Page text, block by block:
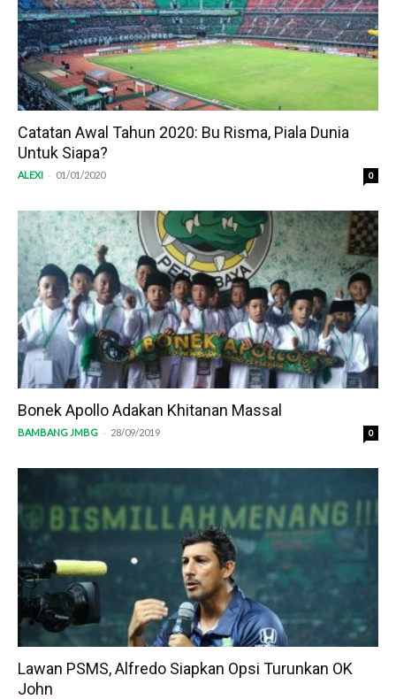
Catatan Awal Tahun 2020: Bu Risma, Piala Dunia
Untuk Siapa?
ALEXI - 01/01/2020 0
Bonek Apollo Adakan Khitanan Massal
BAMBANG JMBG - 28/09/2019 0
Lawan PSMS, Alfredo Siapkan Opsi Turunkan OK
John